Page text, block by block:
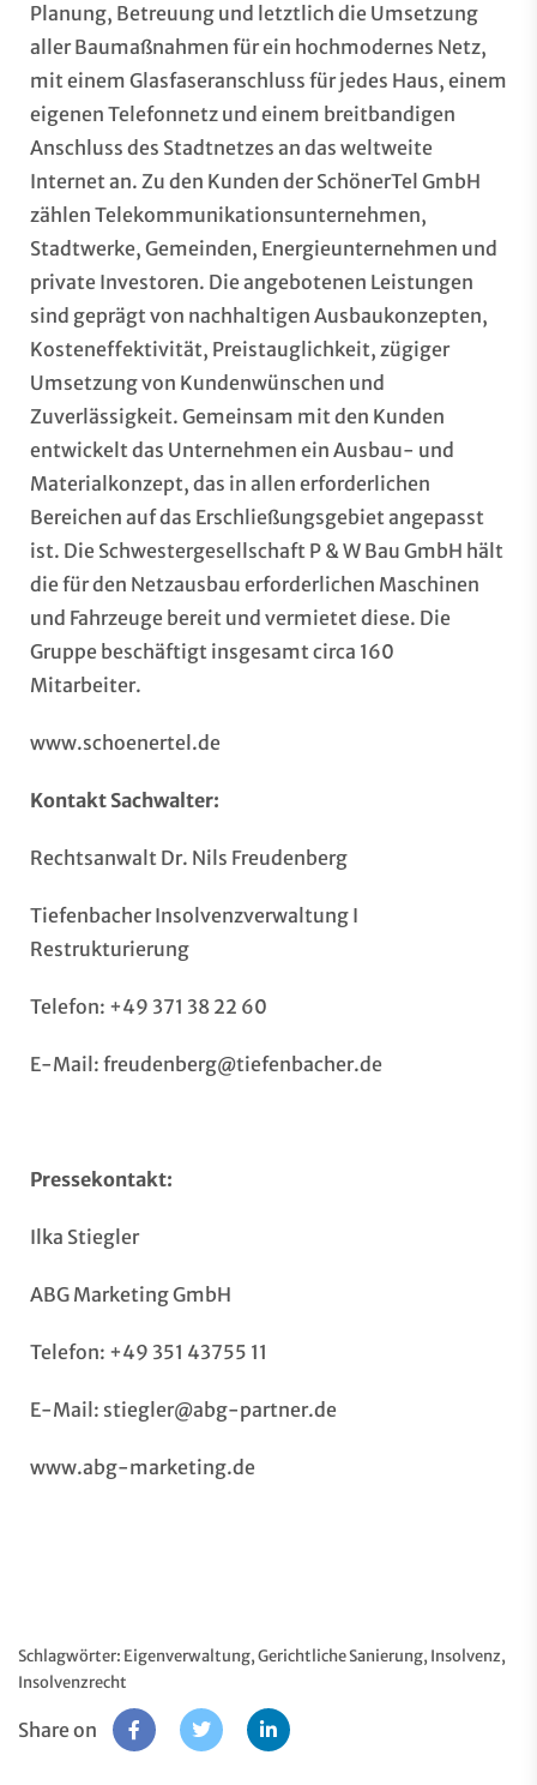
Planung, Betreuung und letztlich die Umsetzung
aller Baumaßnahmen für ein hochmodernes Netz,
mit einem Glasfaseranschluss für jedes Haus, einem
eigenen Telefonnetz und einem breitbandigen
Anschluss des Stadtnetzes an das weltweite
Internet an. Zu den Kunden der SchönerTel GmbH
zählen Telekommunikationsunternehmen,
Stadtwerke, Gemeinden, Energieunternehmen und
private Investoren. Die angebotenen Leistungen
sind geprägt von nachhaltigen Ausbaukonzepten,
Kosteneffektivität, Preistauglichkeit, zügiger
Umsetzung von Kundenwünschen und
Zuverlässigkeit. Gemeinsam mit den Kunden
entwickelt das Unternehmen ein Ausbau- und
Materialkonzept, das in allen erforderlichen
Bereichen auf das Erschließungsgebiet angepasst
ist. Die Schwestergesellschaft P & W Bau GmbH hält
die für den Netzausbau erforderlichen Maschinen
und Fahrzeuge bereit und vermietet diese. Die
Gruppe beschäftigt insgesamt circa 160
Mitarbeiter.
www.schoenertel.de
Kontakt Sachwalter:
Rechtsanwalt Dr. Nils Freudenberg
Tiefenbacher Insolvenzverwaltung I
Restrukturierung
Telefon: +49 371 38 22 60
E-Mail: freudenberg@tiefenbacher.de
Pressekontakt:
Ilka Stiegler
ABG Marketing GmbH
Telefon: +49 351 43755 11
E-Mail: stiegler@abg-partner.de
www.abg-marketing.de
Schlagwörter: Eigenverwaltung,Gerichtliche Sanierung, Insolvenz,
Insolvenzrecht
Share on